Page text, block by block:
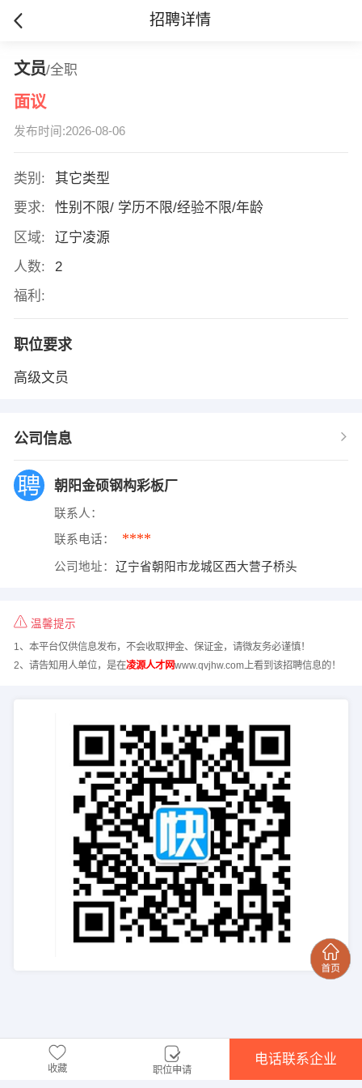
招聘详情
文员/全职
面议
发布时间:2026-08-06
类别:
其它类型
要求:
性别不限/ 学历不限/经验不限/年龄
区域:
辽宁凌源
人数:
2
福利:
职位要求
高级文员
公司信息
朝阳金硕钢构彩板厂
联系人：
联系电话： ****
公司地址： 辽宁省朝阳市龙城区西大营子桥头
温馨提示
1、本平台仅供信息发布，不会收取押金、保证金，请微友务必谨慎！
2、请告知用人单位，是在凌源人才网www.qvjhw.com上看到该招聘信息的！
收藏 职位申请
电话联系企业